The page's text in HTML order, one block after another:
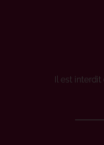
Il est